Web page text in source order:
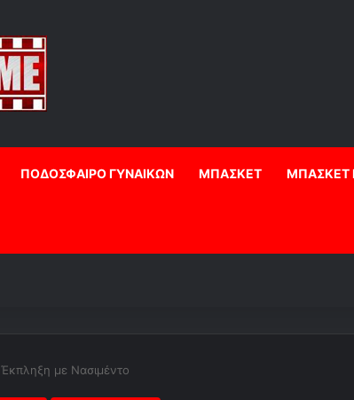
ΠΟΔΟΣΦΑΙΡΟ ΓΥΝΑΙΚΩΝ ΜΠΑΣΚΕΤ ΜΠΑΣΚΕΤ
Έκπληξη με Νασιμέντο